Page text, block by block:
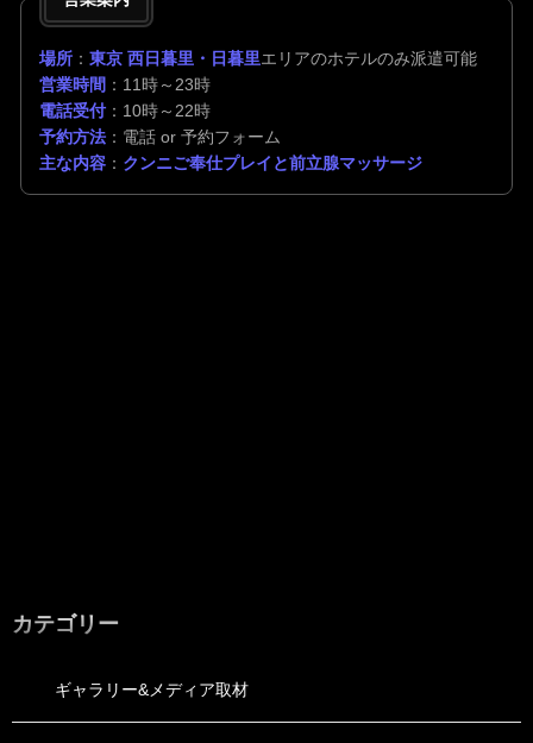
場所 ： 東京 西日暮里・日暮里エリアのホテルのみ派遣可能
営業時間 ：11時～23時
電話受付：10時～22時
予約方法 ：電話 or 予約フォーム
主な内容 ： クンニご奉仕プレイと前立腺マッサージ
カテゴリー
ギャラリー&メディア取材